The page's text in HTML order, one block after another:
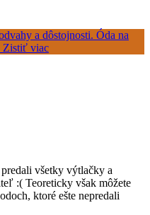
všetky výtlačky a
:( Teoreticky však môžete
ktoré ešte nepredali